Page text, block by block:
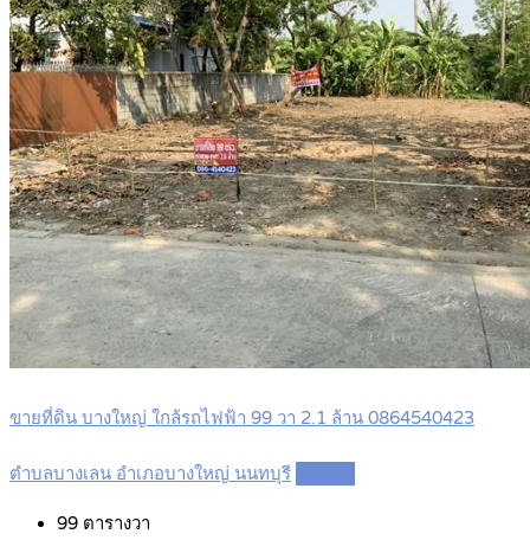
ขายที่ดิน บางใหญ่ ใกล้รถไฟฟ้า 99 วา 2.1 ล้าน 0864540423
ตำบลบางเลน อำเภอบางใหญ่ นนทบุรี
99 ตารางวา